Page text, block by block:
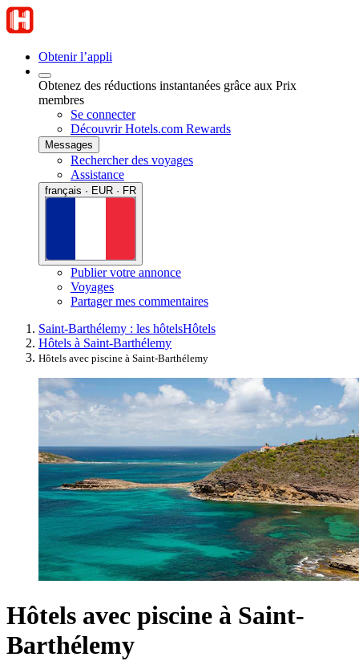
Obtenir l’appli
Obtenez des réductions instantanées grâce aux Prix
membres
Se connecter
Découvrir Hotels.com Rewards
Messages
Rechercher des voyages
Assistance
français · EUR · FR
Publier votre annonce
Voyages
Partager mes commentaires
Saint-Barthélemy : les hôtelsHôtels
Hôtels à Saint-Barthélemy
Hôtels avec piscine à Saint-Barthélemy
Hôtels avec piscine à Saint-
Barthélemy